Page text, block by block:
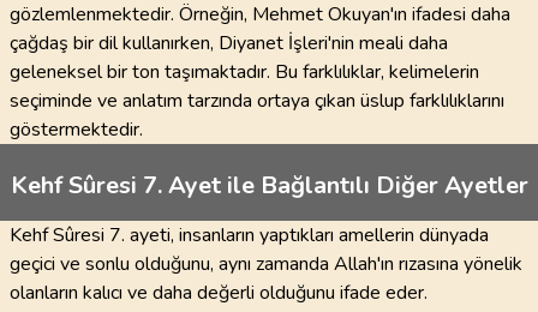
gözlemlenmektedir. Örneğin, Mehmet Okuyan'ın ifadesi daha
çağdaş bir dil kullanırken, Diyanet İşleri'nin meali daha
geleneksel bir ton taşımaktadır. Bu farklılıklar, kelimelerin
seçiminde ve anlatım tarzında ortaya çıkan üslup farklılıklarını
göstermektedir.
Kehf Sûresi 7. Ayet ile Bağlantılı Diğer Ayetler
Kehf Sûresi 7. ayeti, insanların yaptıkları amellerin dünyada
geçici ve sonlu olduğunu, aynı zamanda Allah'ın rızasına yönelik
olanların kalıcı ve daha değerli olduğunu ifade eder.